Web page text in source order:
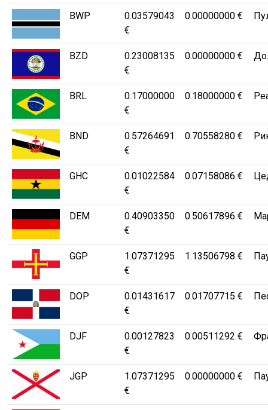
BWP
0.03579043
€
0.00000000 €
BZD
0.23008135
€
0.00000000 €
BRL
0.17000000
€
0.18000000 €
BND
0.57264691
€
0.70558280 €
GHC
0.01022584
€
0.07158086 €
DEM
0.40903350
€
0.50617896 €
GGP
1.07371295
€
1.13506798 €
DOP
0.01431617
€
0.01707715 €
DJF
0.00127823
€
0.00511292 €
JGP
1.07371295
€
0.00000000 €